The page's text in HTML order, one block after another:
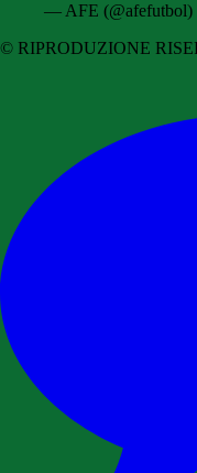
— AFE (@afefutbol)
© RIPRODUZIONE